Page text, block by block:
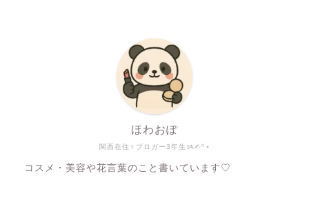
関西在住♀ブロガー3年生ᝰ✍︎꙳⋆
ほわおぽ
コスメ・美容や花言葉のこと書いています♡